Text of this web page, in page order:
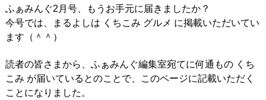
ふぁみんぐ2月号、もうお手元に届きましたか？
今号では、まるよしは くちこみ グルメ に掲載いただいてい
ます（＾＾）
読者の皆さまから、ふぁみんぐ編集室宛てに何通もの くち
こみ が届いているとのことで、このページに記載いただく
ことになりました。